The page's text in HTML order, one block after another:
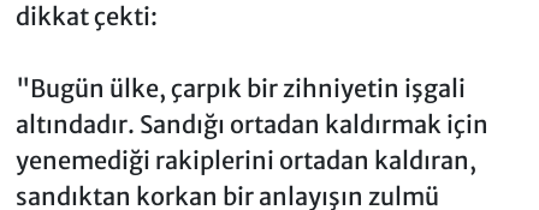
dikkat çekti:
"Bugün ülke, çarpık bir zihniyetin işgali
altındadır. Sandığı ortadan kaldırmak için
yenemediği rakiplerini ortadan kaldıran,
sandıktan korkan bir anlayışın zulmü